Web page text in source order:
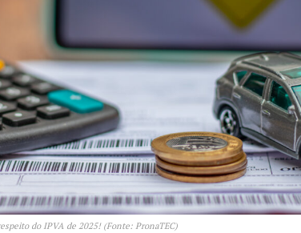
do IPVA de 2025! (Fonte: PronaTEC)